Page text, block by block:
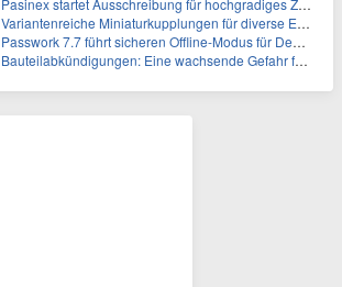
Pasinex startet Ausschreibung für hochgradiges Zinksulfidkonzentrat mit Germanium- und Silbergehalten und stellt ein Betriebsupdate bereit
Variantenreiche Miniaturkupplungen für diverse Einsatzbereiche
Passwork 7.7 führt sicheren Offline-Modus für Desktop- und Mobile-Apps ein
Bauteilabkündigungen: Eine wachsende Gefahr für industrielle Elektroniksysteme